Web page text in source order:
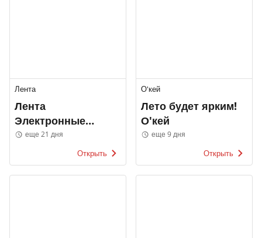
Лента
Лента
Электронные
каталоги
еще 21 дня
Открыть
О'кей
Лето будет ярким!
О'кей
еще 9 дня
Открыть